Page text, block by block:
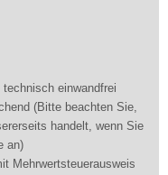
einwandfrei
(Bitte beachten Sie,
handelt, wenn Sie
an)
Mehrwertsteuerausweis